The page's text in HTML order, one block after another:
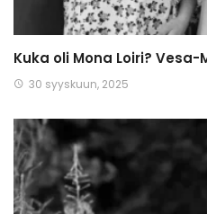
Kuka oli Mona Loiri?
30 syyskuun, 2025